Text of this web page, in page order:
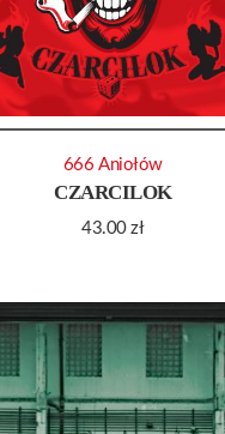
CZARCILOK
43.00zł
666 Aniołów